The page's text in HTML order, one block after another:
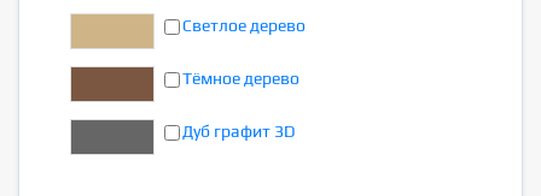
Светлое дерево
Тёмное дерево
Дуб графит 3D